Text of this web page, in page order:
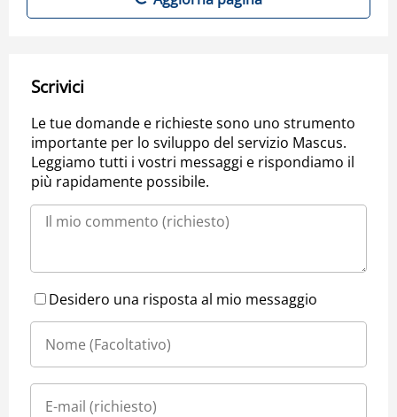
Scrivici
Le tue domande e richieste sono uno strumento
importante per lo sviluppo del servizio Mascus.
Leggiamo tutti i vostri messaggi e rispondiamo il
più rapidamente possibile.
Desidero una risposta al mio messaggio